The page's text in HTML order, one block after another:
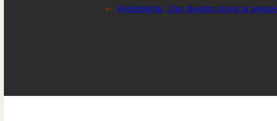
← Précédente : Des dessins dans la presse